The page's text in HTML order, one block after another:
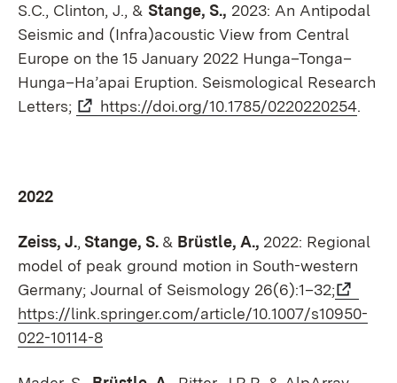
S.C., Clinton, J., & Stange, S., 2023: An Antipodal
Seismic and (Infra)acoustic View from Central
Europe on the 15 January 2022 Hunga–Tonga–
Hunga–Ha’apai Eruption. Seismological Research
Letters;
https://doi.org/10.1785/0220220254.
2022
Zeiss, J., Stange, S. & Brüstle, A., 2022: Regional
model of peak ground motion in South-western
Germany; Journal of Seismology 26(6):1–32;
https://link.springer.com/article/10.1007/s10950-
022-10114-8